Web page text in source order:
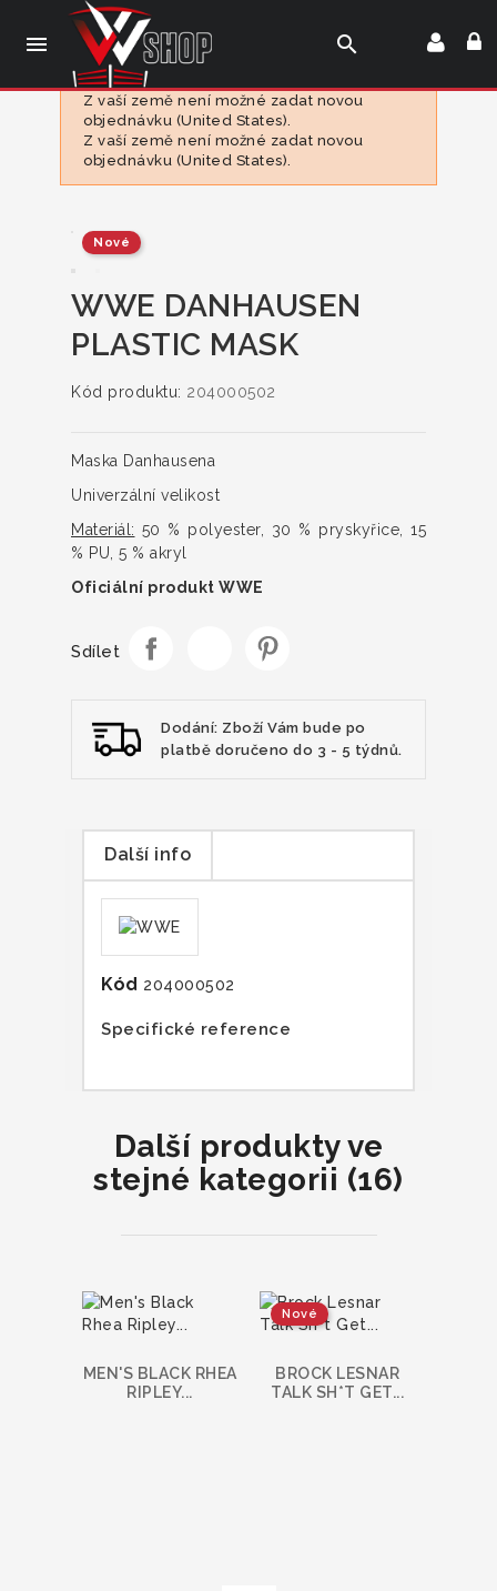
 search
Z vaší země není možné zadat novou
objednávku (United States).
Z vaší země není možné zadat novou
objednávku (United States).
Nové
WWE DANHAUSEN
PLASTIC MASK
Kód produktu: 204000502
Maska ​​Danhausena
Univerzální velikost
Materiál: 50 % polyester, 30 % pryskyřice, 15
% PU, 5 % akryl
Oficiální produkt WWE
Sdílet
Dodání: Zboží Vám bude po
platbě doručeno do 3 - 5 týdnů.
Další info
Kód 204000502
Specifické reference
Další produkty ve
stejné kategorii (16)
MEN'S BLACK RHEA
RIPLEY...
Nové
BROCK LESNAR
TALK SH*T GET...